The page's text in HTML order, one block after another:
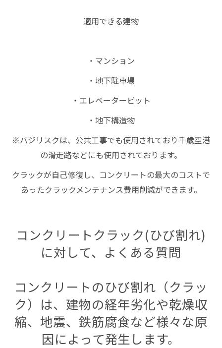
適用できる建物
・マンション
・地下駐車場
・エレベーターピット
・地下構造物
※バジリスクは、公共工事でも使用されており千歳空港
の滑走路などにも使用されております。
クラックが自己修復し、コンクリートの最大のコストで
あったクラックメンテナンス費用削減ができます。
コンクリートクラック(ひび割れ)
に対して、よくある質問
コンクリートのひび割れ（クラッ
ク）は、建物の経年劣化や乾燥収
縮、地震、鉄筋腐食など様々な原
因によって発生します。